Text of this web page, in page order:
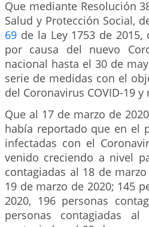
Que mediante Resolución
Salud y Protección Social,
69 de la Ley 1753 de
por causa del nuevo
nacional hasta el 30 de
serie de medidas con el
del Coronavirus COVID-19
Que al 17 de marzo de
había reportado que en el
infectadas con el
venido creciendo a nivel
contagiadas al 18 de
19 de marzo de 2020; 145
2020, 196 personas
personas contagiadas